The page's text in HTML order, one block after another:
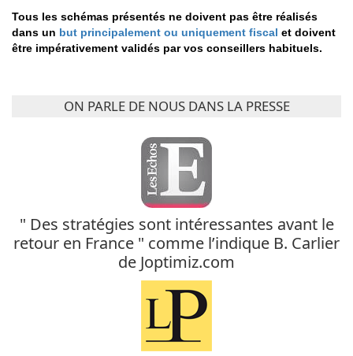
Tous les schémas présentés ne doivent pas être réalisés
dans un but principalement ou uniquement fiscal et doivent
être impérativement validés par vos conseillers habituels.
ON PARLE DE NOUS DANS LA PRESSE
" Des stratégies sont intéressantes avant le
retour en France " comme l’indique B. Carlier
de Joptimiz.com